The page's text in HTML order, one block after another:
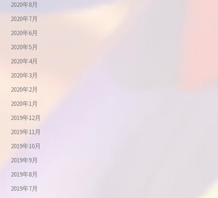
2020年8月
2020年7月
2020年6月
2020年5月
2020年4月
2020年3月
2020年2月
2020年1月
2019年12月
2019年11月
2019年10月
2019年9月
2019年8月
2019年7月